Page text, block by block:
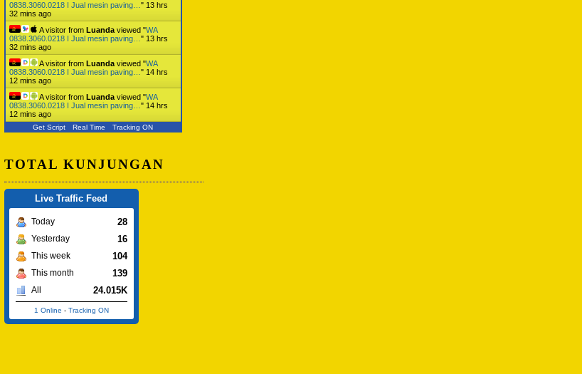
0838.3060.0218 I Jual mesin paving… " 13 hrs
32 mins ago
A visitor from Luandaviewed "WA
0838.3060.0218 I Jual mesin paving… " 13 hrs
32 mins ago
A visitor from Luandaviewed "WA
0838.3060.0218 I Jual mesin paving… " 14 hrs
12 mins ago
A visitor from Luandaviewed "WA
0838.3060.0218 I Jual mesin paving… " 14 hrs
12 mins ago
Get Script Real Time Tracking ON
TOTAL KUNJUNGAN
Live Traffic Feed
Today 28
Yesterday 16
This week 104
This month 139
All 24.015K
1 Online - Tracking ON